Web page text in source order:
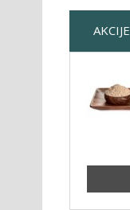
AKCIJE